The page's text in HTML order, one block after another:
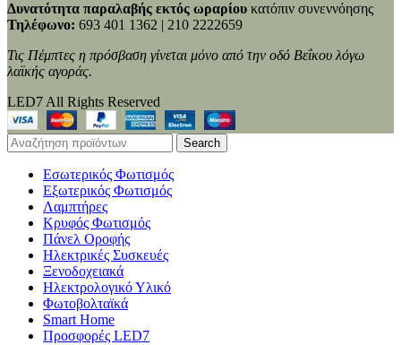
Δυνατότητα παραλαβής εκτός ωραρίου κατόπιν συνεννόησης
Τηλέφωνο: 693 401 1362 | 210 2222659
Τις Πέμπτες η πρόσβαση γίνεται μόνο από την οδό Βεΐκου λόγω
λαϊκής αγοράς.
LED7 All Rights Reserved
Search
Εσωτερικός Φωτισμός
Εξωτερικός Φωτισμός
Λαμπτήρες
Κρυφός Φωτισμός
Πάνελ Οροφής
Ηλεκτρικές Συσκευές
Ξενοδοχειακά
Ηλεκτρολογικό Υλικό
Φωτοβολταϊκά
Smart Home
Προσφορές LED7